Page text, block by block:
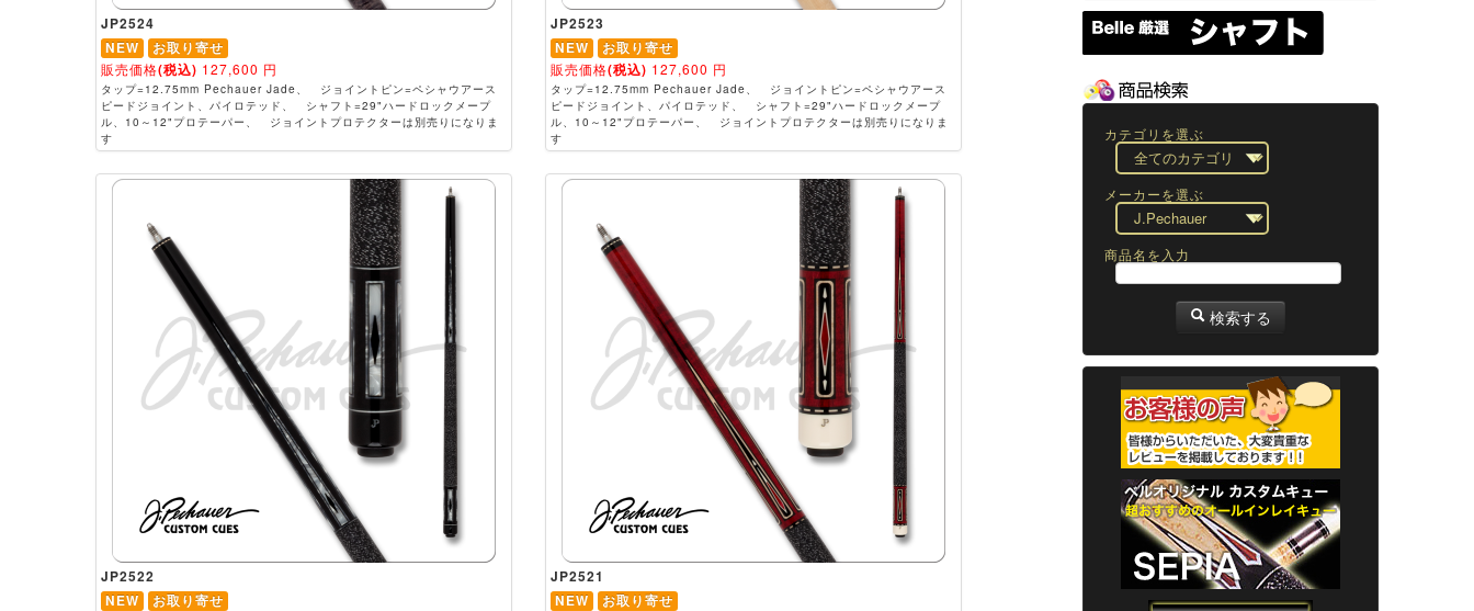
JP2524
NEW
お取り寄せ
販売価格(税込) 127,600 円
タップ=12.75mm Pechauer Jade、 ジョイントピン=ペシャウアース
ピードジョイント、パイロテッド、 シャフト=29"ハードロックメープ
ル、10～12"プロテーパー、 ジョイントプロテクターは別売りになりま
す
JP2523
NEW
お取り寄せ
販売価格(税込) 127,600 円
タップ=12.75mm Pechauer Jade、 ジョイントピン=ペシャウアース
ピードジョイント、パイロテッド、 シャフト=29"ハードロックメープ
ル、10～12"プロテーパー、 ジョイントプロテクターは別売りになりま
す
JP2522
NEW
お取り寄せ
JP2521
NEW
お取り寄せ
カテゴリを選ぶ
メーカーを選ぶ
商品名を入力
検索する